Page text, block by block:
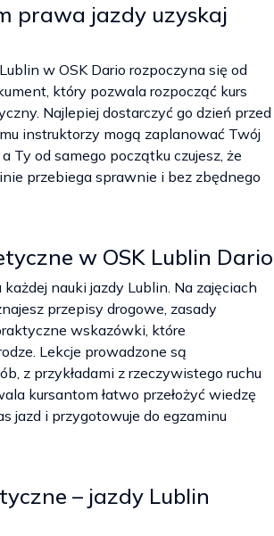
prawa jazdy uzyskaj
w OSK Dario rozpoczyna się od
który pozwala rozpocząć kurs
Najlepiej dostarczyć go dzień przed
instruktorzy mogą zaplanować Twój
Ty od samego początku czujesz, że
przebiega sprawnie i bez zbędnego
w OSK Lublin Dario
nauki jazdy Lublin. Na zajęciach
przepisy drogowe, zasady
wskazówki, które
Lekcje prowadzone są
z przykładami z rzeczywistego ruchu
kursantom łatwo przełożyć wiedzę
jazd i przygotowuje do egzaminu
– jazdy Lublin